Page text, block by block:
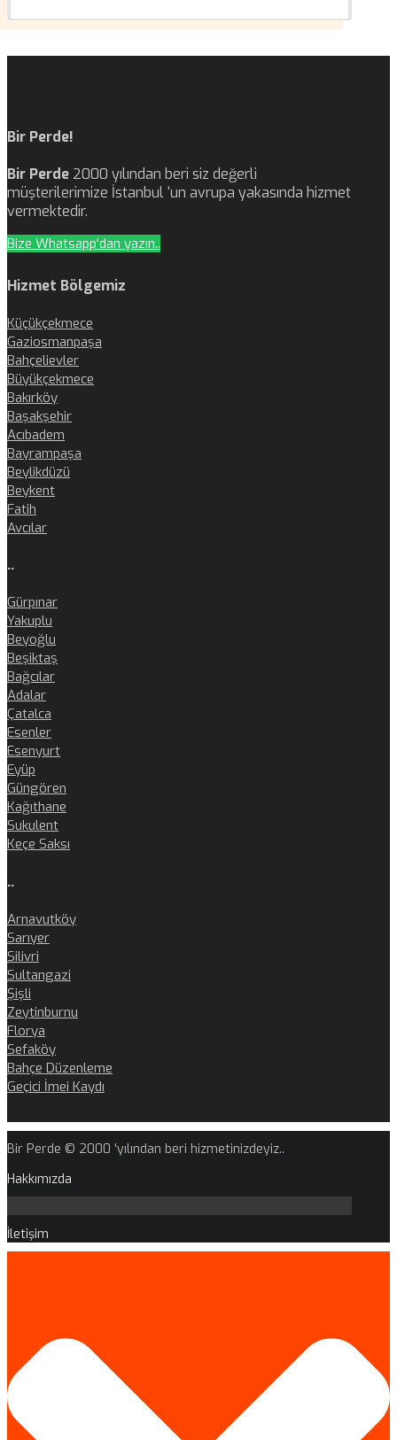
Bir Perde!
Bir Perde 2000 yılından beri siz değerli
müşterilerimize İstanbul ‘un avrupa yakasında hizmet
vermektedir.
Bize Whatsapp'dan yazın..
Hizmet Bölgemiz
Küçükçekmece
Gaziosmanpaşa
Bahçelievler
Büyükçekmece
Bakırköy
Başakşehir
Acıbadem
Bayrampaşa
Beylikdüzü
Beykent
Fatih
Avcılar
..
Gürpınar
Yakuplu
Beyoğlu
Beşiktaş
Bağcılar
Adalar
Çatalca
Esenler
Esenyurt
Eyüp
Güngören
Kağıthane
Sukulent
Keçe Saksı
..
Arnavutköy
Sarıyer
Silivri
Sultangazi
Şişli
Zeytinburnu
Florya
Sefaköy
Bahçe Düzenleme
Geçici İmei Kaydı
Bir Perde © 2000 'yılından beri hizmetinizdeyiz..
Hakkımızda
İletişim